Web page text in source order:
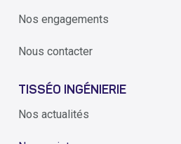
Nos engagements
Nous contacter
TISSÉO INGÉNIERIE
Nos actualités